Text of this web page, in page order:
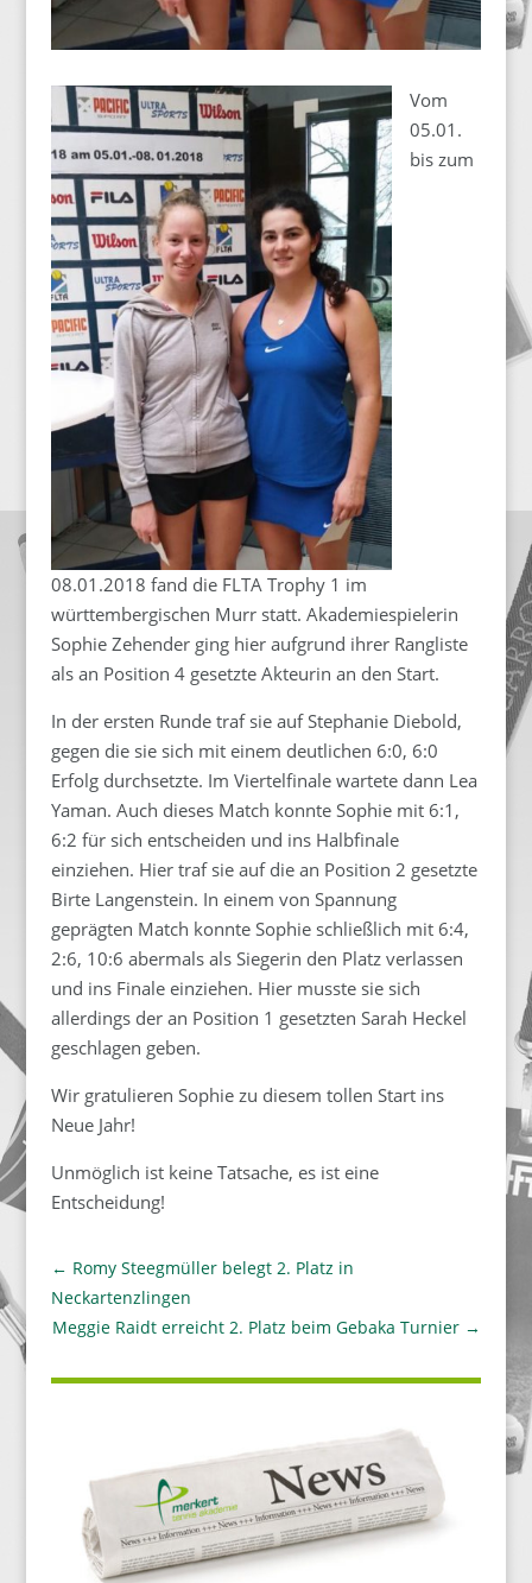
Vom
05.01.
bis zum
08.01.2018 fand die FLTA Trophy 1 im
württembergischen Murr statt. Akademiespielerin
Sophie Zehender ging hier aufgrund ihrer Rangliste
als an Position 4 gesetzte Akteurin an den Start.
In der ersten Runde traf sie auf Stephanie Diebold,
gegen die sie sich mit einem deutlichen 6:0, 6:0
Erfolg durchsetzte. Im Viertelfinale wartete dann Lea
Yaman. Auch dieses Match konnte Sophie mit 6:1,
6:2 für sich entscheiden und ins Halbfinale
einziehen. Hier traf sie auf die an Position 2 gesetzte
Birte Langenstein. In einem von Spannung
geprägten Match konnte Sophie schließlich mit 6:4,
2:6, 10:6 abermals als Siegerin den Platz verlassen
und ins Finale einziehen. Hier musste sie sich
allerdings der an Position 1 gesetzten Sarah Heckel
geschlagen geben.
Wir gratulieren Sophie zu diesem tollen Start ins
Neue Jahr!
Unmöglich ist keine Tatsache, es ist eine
Entscheidung!
← Romy Steegmüller belegt 2. Platz in
Neckartenzlingen
Meggie Raidt erreicht 2. Platz beim Gebaka Turnier →